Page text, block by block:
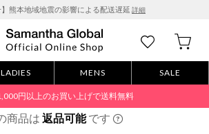
】熊本地域地震の影響による配送遅延 詳細
LADIES MENS SALE
円以上のお買い上げで送料無料
商品は 返品可能です